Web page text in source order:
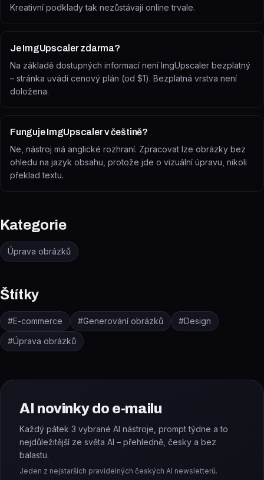
Kreativní podklady tak nezůstávají online trvale.
Je ImgUpscaler zdarma?
Na základě dostupných informací není ImgUpscaler bezplatný
– stránka uvádí cenový plán (od $1). Bezplatná vrstva není
doložena.
Funguje ImgUpscaler v češtině?
Ne, nástroj má anglické rozhraní. Zpracovat lze obrázky bez
ohledu na jazyk obsahu, protože jde o vizuální úpravu, nikoli
překlad textu.
Kategorie
Úprava obrázků
Štítky
#E-commerce #Generování obrázků #Design
#Úprava obrázků
AI novinky do e-mailu
Každý pátek 3 vybrané AI nástroje, prompt týdne a to
nejdůležitější ze světa AI – přehledně, česky a bez
balastu.
Jeden z nejstarších pravidelných českých AI newsletterů.